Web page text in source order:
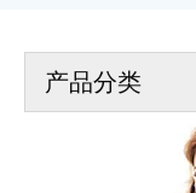
产品分类